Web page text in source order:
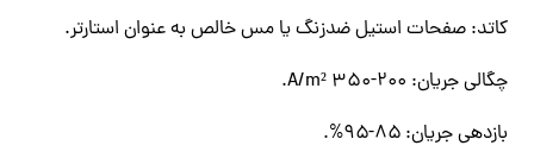
کاتد: صفحات استیل ضدزنگ یا مس خالص به عنوان استارتر.
چگالی جریان: ۲۰۰-۳۵۰ A/m².
بازدهی جریان: ۸۵-۹۵%.